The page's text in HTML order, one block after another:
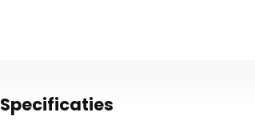
Specificaties